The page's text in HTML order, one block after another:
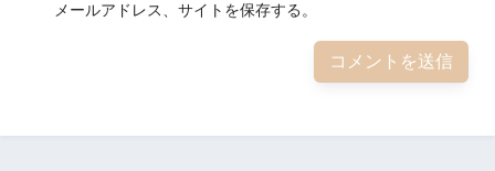
メールアドレス、サイトを保存する。